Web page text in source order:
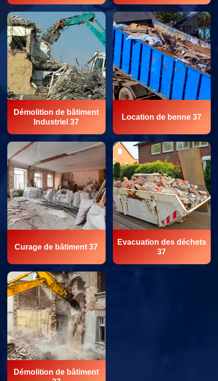
Démolition de bâtiment
Industriel 37
Location de benne 37
Curage de bâtiment 37
Evacuation des déchets
37
Démolition de bâtiment